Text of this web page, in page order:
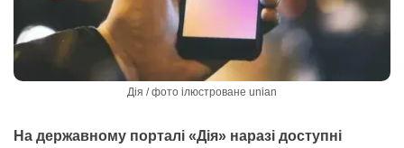
Дія / фото ілюстроване unian
На державному порталі «Дія» наразі доступні